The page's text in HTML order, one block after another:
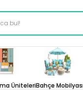
ÜniteleriBahçe